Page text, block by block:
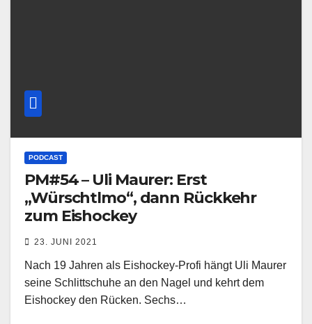
PODCAST
PM#54 – Uli Maurer: Erst
„Würschtlmo“, dann Rückkehr
zum Eishockey
23. JUNI 2021
Nach 19 Jahren als Eishockey-Profi hängt Uli Maurer
seine Schlittschuhe an den Nagel und kehrt dem
Eishockey den Rücken. Sechs…